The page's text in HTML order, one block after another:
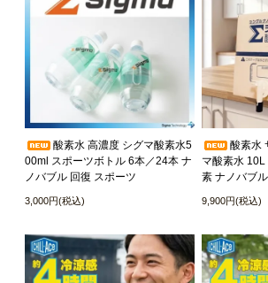
酸素水 高濃度 シグマ酸素水5
00ml スポーツボトル 6本／24本 ナ
ノバブル 回復 スポーツ
3,000円(税込)
酸素水
マ酸素水
素 ナノバブ
9,900円(税込)